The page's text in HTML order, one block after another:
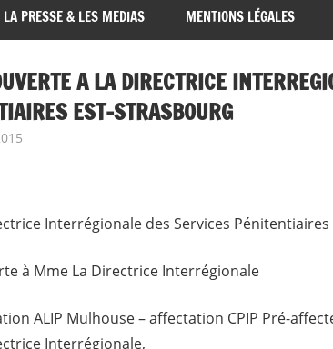
PRESSE & LES MEDIAS MENTIONS LÉGALES
A LA DIRECTRICE
EST-STRASBOURG
Interrégionale des Services
à Mme La Directrice Interrégionale
ALIP Mulhouse – affectation CPIP Pré-
Interrégionale,